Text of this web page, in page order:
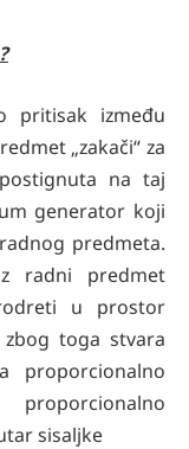
pritisak između
„zakači“ za
na taj
generator koji
predmeta.
radni predmet
u prostor
toga stvara
proporcionalno
sisaljke